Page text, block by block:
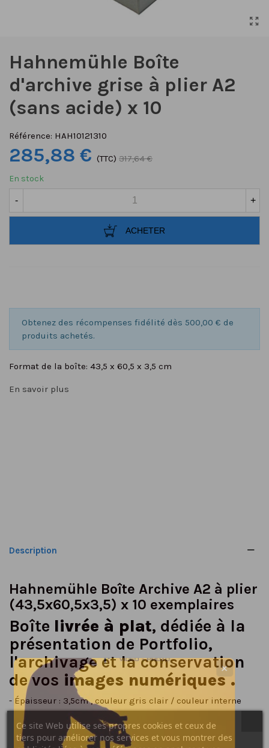
Hahnemühle Boîte
d'archive grise à plier A2
(sans acide) x 10
Référence: HAH10121310
285,88 € (TTC) 317,64 €
En stock
- +
ACHETER
Obtenez des récompenses fidélité dès 500,00 € de
produits achetés.
Format de la boîte: 43,5 x 60,5 x 3,5 cm
En savoir plus
Description
Hahnemühle Boîte Archive A2 à plier
(43,5x60,5x3,5) x 10 exemplaires
Boîte livrée à plat, dédiée à la
présentation de Portfolio,
l'archivage et la conservation
de vos images numériques .
- Épaisseur : 3,5cm , couleur gris clair / couleur interne
blanc naturel
- Boîtesans acideet résistant au vieillissement
conformément aux normes des papiers et cartons pour la
Ce site Web utilise ses propres cookies et ceux de
tiers pour améliorer nos services et vous montrer des
✕